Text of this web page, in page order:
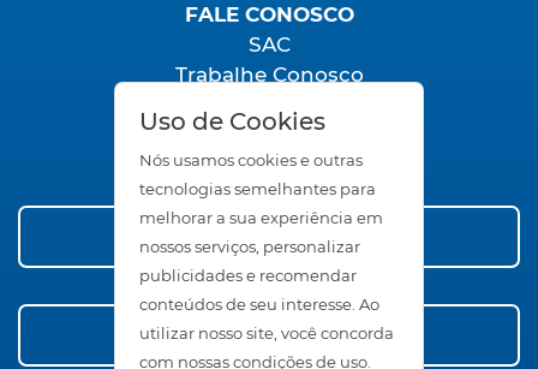
Uso de Cookies
Nós usamos cookies e outras
tecnologias semelhantes para
melhorar a sua experiência em
nossos serviços, personalizar
publicidades e recomendar
conteúdos de seu interesse. Ao
utilizar nosso site, você concorda
com nossas condições de uso.
FALE CONOSCO
SAC
Trabalhe Conosco
Área Restrita
Conheça nossos Produtos
Compre Agora!